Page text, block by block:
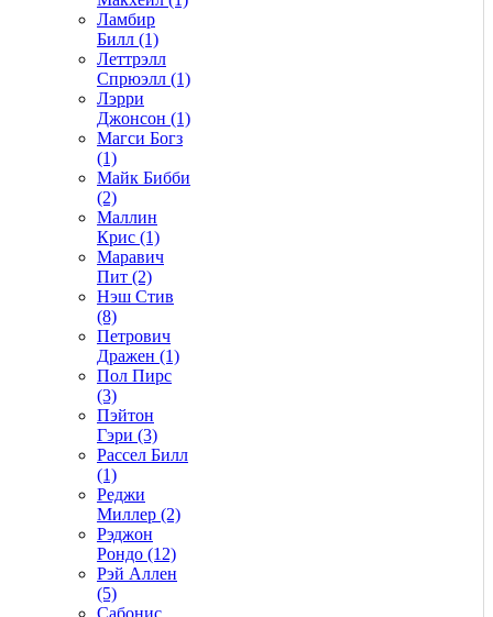
Ламбир
Билл (1)
Леттрэлл
Спрюэлл (1)
Лэрри
Джонсон (1)
Магси Богз
(1)
Майк Бибби
(2)
Маллин
Крис (1)
Маравич
Пит (2)
Нэш Стив
(8)
Петрович
Дражен (1)
Пол Пирс
(3)
Пэйтон
Гэри (3)
Рассел Билл
(1)
Реджи
Миллер (2)
Рэджон
Рондо (12)
Рэй Аллен
(5)
Сабонис